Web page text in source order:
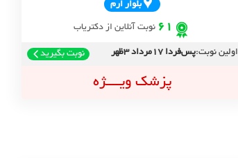
بلوار ارم
61 نوبت آنلاین از دکتریاب
اولین نوبت:پس‌فردا 17مرداد 3ظهر نوبت بگیرید
پزشک ویــــژه